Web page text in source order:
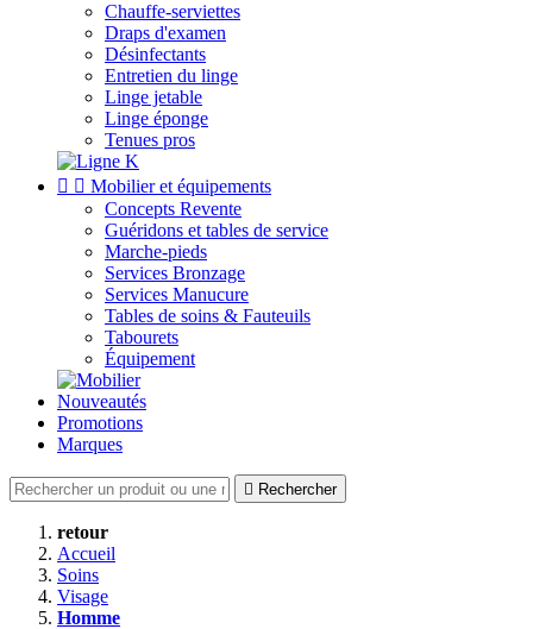
Chauffe-serviettes
Draps d'examen
Désinfectants
Entretien du linge
Linge jetable
Linge éponge
Tenues pros
  Mobilier et équipements
Concepts Revente
Guéridons et tables de service
Marche-pieds
Services Bronzage
Services Manucure
Tables de soins & Fauteuils
Tabourets
Équipement
Nouveautés
Promotions
Marques
 Rechercher
retour
Accueil
Soins
Visage
Homme